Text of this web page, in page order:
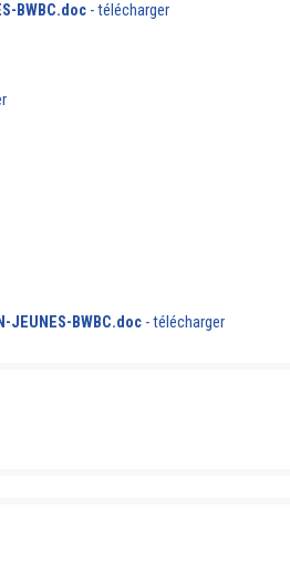
BWBC.doc-télécharger
JEUNES-BWBC.doc-télécharger